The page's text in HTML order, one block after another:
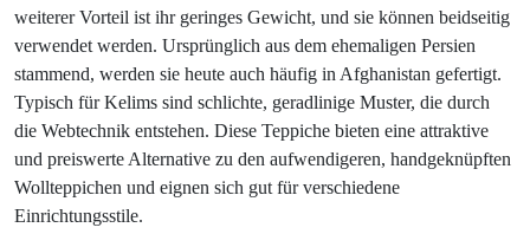
weiterer Vorteil ist ihr geringes Gewicht, und sie können beidseitig
verwendet werden. Ursprünglich aus dem ehemaligen Persien
stammend, werden sie heute auch häufig in Afghanistan gefertigt.
Typisch für Kelims sind schlichte, geradlinige Muster, die durch
die Webtechnik entstehen. Diese Teppiche bieten eine attraktive
und preiswerte Alternative zu den aufwendigeren, handgeknüpften
Wollteppichen und eignen sich gut für verschiedene
Einrichtungsstile.